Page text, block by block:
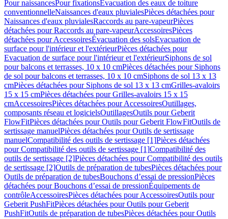
Pour naissancesPour fixationsÉvacuation des eaux de toiture
conventionnelleNaissances d'eaux pluvialesPièces détachées pour
Naissances d'eaux pluvialesRaccords au pare-vapeurPièces
détachées pour Raccords au pare-vapeurAccessoiresPièces
détachées pour AccessoiresÉvacuation des solsEvacuation de
surface pour l'intérieur et l'extérieurPièces détachées pour
Evacuation de surface pour l'intérieur et l'extérieurSiphons de sol
pour balcons et terrasses, 10 x 10 cmPièces détachées pour Siphons
de sol pour balcons et terrasses, 10 x 10 cmSiphons de sol 13 x 13
cmPièces détachées pour Siphons de sol 13 x 13 cmGrilles-avaloirs
15 x 15 cmPièces détachées pour Grilles-avaloirs 15 x 15
cmAccessoiresPièces détachées pour AccessoiresOutillages,
composants réseau et logicielsOutillagesOutils pour Geberit
FlowFitPièces détachées pour Outils pour Geberit FlowFitOutils de
sertissage manuelPièces détachées pour Outils de sertissage
manuelCompatibilité des outils de sertissage [1]Pièces détachées
pour Compatibilité des outils de sertissage [1]Compatibilité des
outils de sertissage [2]Pièces détachées pour Compatibilité des outils
de sertissage [2]Outils de préparation de tubesPièces détachées pour
Outils de préparation de tubesBouchons d’essai de pressionPièces
détachées pour Bouchons d’essai de pressionÉquipements de
contrôleAccessoiresPièces détachées pour AccessoiresOutils pour
Geberit PushFitPièces détachées pour Outils pour Geberit
PushFitOutils de préparation de tubesPièces détachées pour Outils